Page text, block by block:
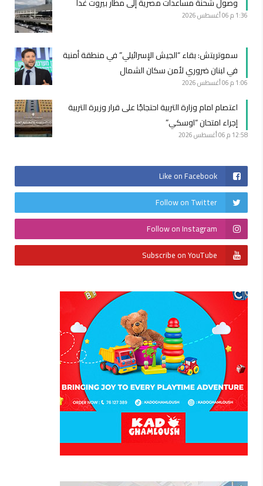
وصول شحنة مساعدات مصرية إلى مطار بيروت غدا
1:36 م 06 أغسطس 2026
سموتريتش: بقاء “الجيش الإسرائيلي” في منطقة أمنية
في لبنان ضروري لأمن سكان الشمال
1:06 م 06 أغسطس 2026
اعتصام امام وزارة التربية احتجاجًا على قرار وزيرة التربية
إجراء امتحان “اوسكي”
12:58 م 06 أغسطس 2026
Like on Facebook
Follow on Twitter
Follow on Instagram
Subscribe on YouTube